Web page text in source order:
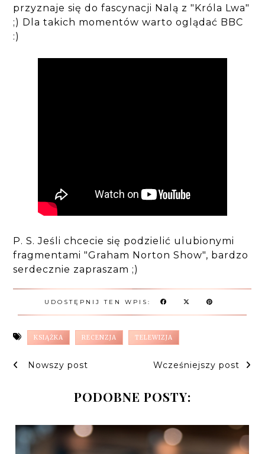
przyznaje się do fascynacji Nalą z "Króla Lwa"
;) Dla takich momentów warto oglądać BBC
:)
P. S. Jeśli chcecie się podzielić ulubionymi
fragmentami "Graham Norton Show", bardzo
serdecznie zapraszam ;)
UDOSTĘPNIJ TEN WPIS:
KSIĄŻKA RECENZJA TELEWIZJA
Nowszy post Wcześniejszy post
PODOBNE POSTY: